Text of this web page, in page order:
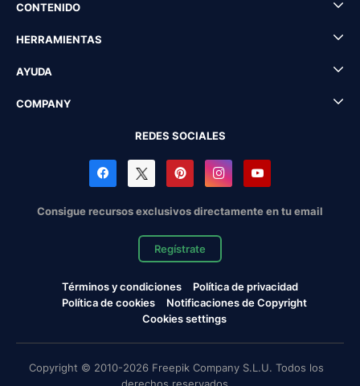
CONTENIDO
HERRAMIENTAS
AYUDA
COMPANY
REDES SOCIALES
Consigue recursos exclusivos directamente en tu email
Regístrate
Términos y condiciones
Política de privacidad
Política de cookies
Notificaciones de Copyright
Cookies settings
Copyright © 2010-2026 Freepik Company S.L.U. Todos los